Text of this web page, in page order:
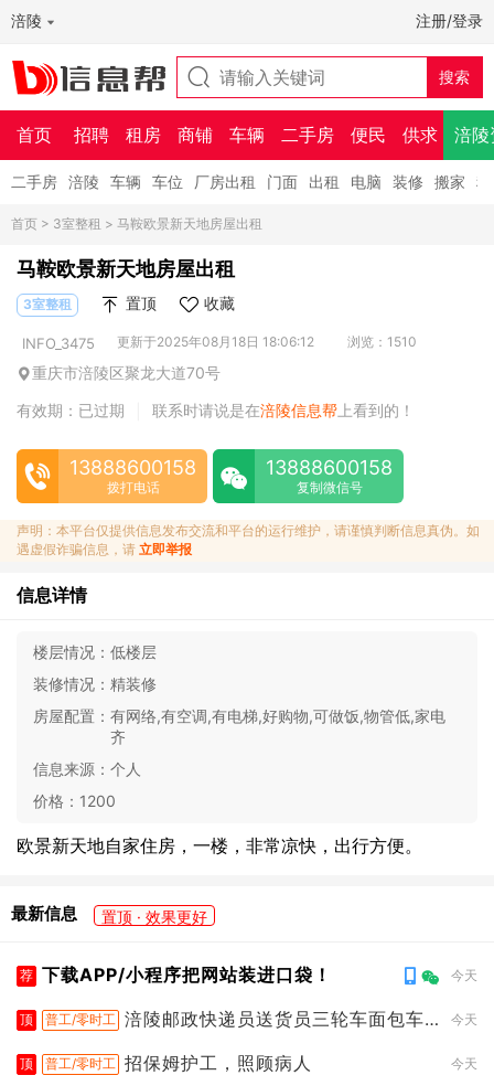
涪陵 注册/登录
首页 招聘 租房 商铺 车辆 二手房 便民 供求 涪陵
二手房 涪陵 车辆 车位 厂房出租 门面 出租 电脑 装修 搬家
首页 > 3室整租 > 马鞍欧景新天地房屋出租
马鞍欧景新天地房屋出租
3室整租 置顶 收藏
INFO_3475 更新于2025年08月18日 18:06:12 浏览：1510
重庆市涪陵区聚龙大道70号
有效期：已过期
联系时请说是在涪陵信息帮 上看到的！
13888600158
拨打电话
13888600158
复制微信号
声明：本平台仅提供信息发布交流和平台的运行维护，请谨慎判断信息真伪。如
遇虚假诈骗信息，请 立即举报
信息详情
楼层情况： 低楼层
装修情况： 精装修
房屋配置： 有网络,有空调,有电梯,好购物,可做饭,物管低,家电
齐
信息来源： 个人
价格： 1200
欧景新天地自家住房，一楼，非常凉快，出行方便。
最新信息 置顶 · 效果更好
荐 下载APP/小程序把网站装进口袋！ 今天
顶 普工/零时工 涪陵邮政快递员送货员三轮车面包车
今天
顶 普工/零时工 招保姆护工，照顾病人 今天